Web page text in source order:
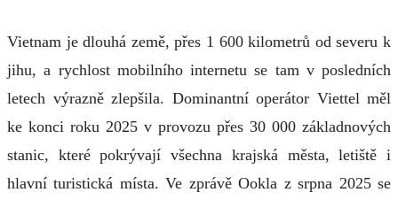
Vietnam je dlouhá země, přes 1 600 kilometrů od severu k
jihu, a rychlost mobilního internetu se tam v posledních
letech výrazně zlepšila. Dominantní operátor Viettel měl
ke konci roku 2025 v provozu přes 30 000 základnových
stanic, které pokrývají všechna krajská města, letiště i
hlavní turistická místa. Ve zprávě Ookla z srpna 2025 se